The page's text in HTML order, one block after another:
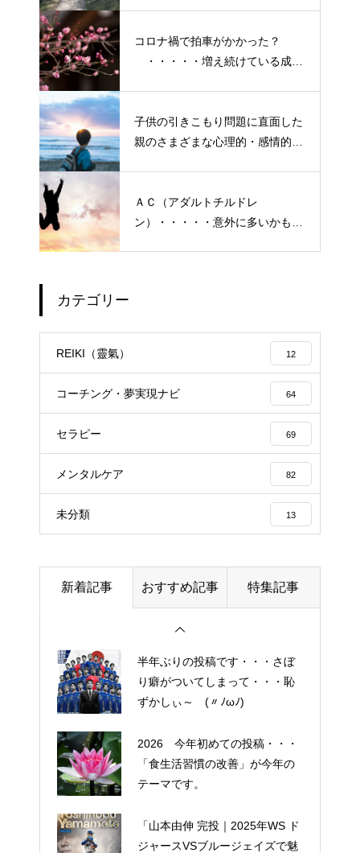
コロナ禍で拍車がかかった？
・・・・・増え続けている成人
子供の引きこもり問題に直面した
親のさまざまな心理的・感情的な
ＡＣ（アダルトチルドレ
ン）・・・・・意外に多いかも？
カテゴリー
REIKI（靈氣） 12
コーチング・夢実現ナビ 64
セラピー 69
メンタルケア 82
未分類 13
新着記事 おすすめ記事 特集記事
エイジングケアで最近気になっ
ているスキンケア製品・・・幹
細胞コスメ vs エクソソーム
コスメ ①
エイジングケアで最近気になっ
ているスキンケア製品・・・エ
クソソームコスメ
エイジングケアで最近気になっ
ているスキンケア製品・・・幹
細胞コスメ ③
土用の丑の日・・・余計なこと
半年ぶりの投稿です・・・さぼ
り癖がついてしまって・・・恥
ずかしぃ～ (〃ﾉωﾉ)
2026 今年初めての投稿・・・
「食生活習慣の改善」が今年の
テーマです。
「山本由伸 完投｜2025年WS ド
ジャースVSブルージェイズで魅